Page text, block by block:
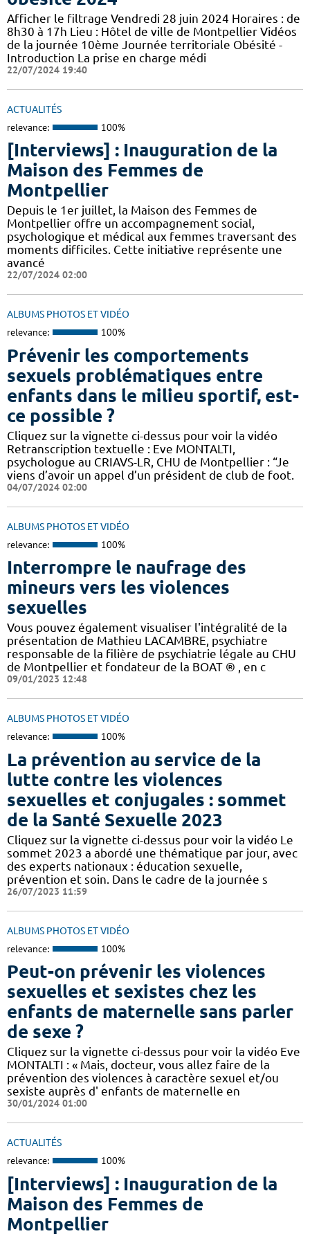
Afficher le filtrage Vendredi 28 juin 2024 Horaires : de
8h30 à 17h Lieu : Hôtel de ville de Montpellier Vidéos
de la journée 10ème Journée territoriale Obésité -
Introduction La prise en charge médi
22/07/2024 19:40
ACTUALITÉS
relevance: 100%
[Interviews] : Inauguration de la
Maison des Femmes de
Montpellier
Depuis le 1er juillet, la Maison des Femmes de
Montpellier offre un accompagnement social,
psychologique et médical aux femmes traversant des
moments difficiles. Cette initiative représente une
avancé
22/07/2024 02:00
ALBUMS PHOTOS ET VIDÉO
relevance: 100%
Prévenir les comportements
sexuels problématiques entre
enfants dans le milieu sportif, est-
ce possible ?
Cliquez sur la vignette ci-dessus pour voir la vidéo
Retranscription textuelle : Eve MONTALTI,
psychologue au CRIAVS-LR, CHU de Montpellier : “Je
viens d’avoir un appel d’un président de club de foot.
04/07/2024 02:00
ALBUMS PHOTOS ET VIDÉO
relevance: 100%
Interrompre le naufrage des
mineurs vers les violences
sexuelles
Vous pouvez également visualiser l'intégralité de la
présentation de Mathieu LACAMBRE, psychiatre
responsable de la filière de psychiatrie légale au CHU
de Montpellier et fondateur de la BOAT ® , en c
09/01/2023 12:48
ALBUMS PHOTOS ET VIDÉO
relevance: 100%
La prévention au service de la
lutte contre les violences
sexuelles et conjugales : sommet
de la Santé Sexuelle 2023
Cliquez sur la vignette ci-dessus pour voir la vidéo Le
sommet 2023 a abordé une thématique par jour, avec
des experts nationaux : éducation sexuelle,
prévention et soin. Dans le cadre de la journée s
26/07/2023 11:59
ALBUMS PHOTOS ET VIDÉO
relevance: 100%
Peut-on prévenir les violences
sexuelles et sexistes chez les
enfants de maternelle sans parler
de sexe ?
Cliquez sur la vignette ci-dessus pour voir la vidéo Eve
MONTALTI : « Mais, docteur, vous allez faire de la
prévention des violences à caractère sexuel et/ou
sexiste auprès d' enfants de maternelle en
30/01/2024 01:00
ACTUALITÉS
relevance: 100%
[Interviews] : Inauguration de la
Maison des Femmes de
Montpellier